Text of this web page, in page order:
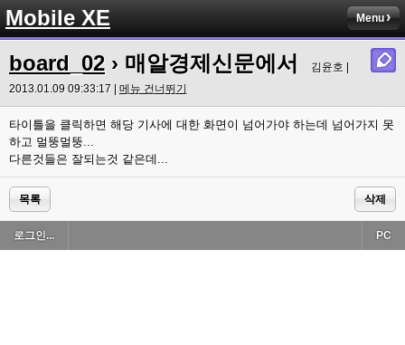
Mobile XE Menu
board_02 › 매알경제신문에서
김윤호 |
2013.01.09 09:33:17 | 메뉴 건너뛰기
타이틀을 클릭하면 해당 기사에 대한 화면이 넘어가야 하는데 넘어가지 못
하고 멀뚱멀뚱...
다른것들은 잘되는것 같은데...
목록 삭제
로그인... PC